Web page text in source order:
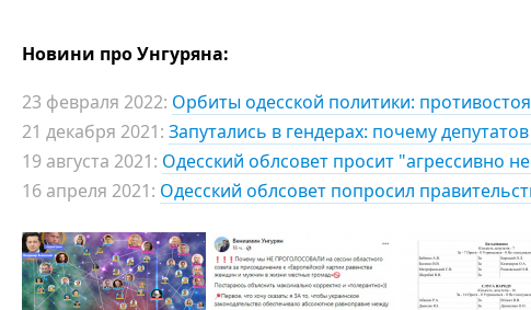
Новини про Унгуряна:
23 февраля 2022: Орбиты одесской политики:
21 декабря 2021: Запутались в гендерах: почему
19 августа 2021: Одесский облсовет просит "агрессивно
16 апреля 2021: Одесский облсовет попросил